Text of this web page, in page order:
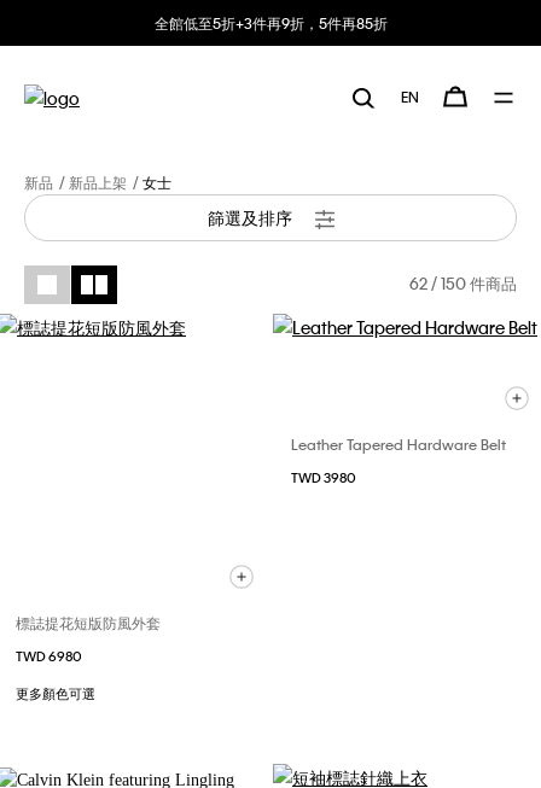
全館低至5折+3件再9折，5件再85折
EN
新品 新品上架 女士
篩選及排序
62 / 150 件商品
標誌提花短版防風外套
TWD 6980
更多顏色可選
Leather Tapered Hardware Belt
TWD 3980